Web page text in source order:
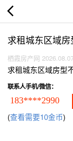
求租城东区域
栖霞房产网
求租城东区域房型
联系人手机/微信：
183****2990
(查看需要10金币)